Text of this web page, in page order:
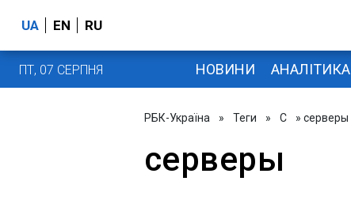
UA EN RU
ПТ, 07 СЕРПНЯ НОВИНИ АНАЛІТИКА
РБК-Україна » Теги » С » серверы
серверы